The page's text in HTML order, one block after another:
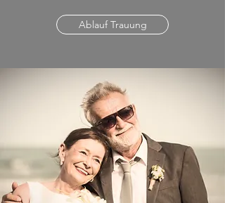
Ablauf Trauung